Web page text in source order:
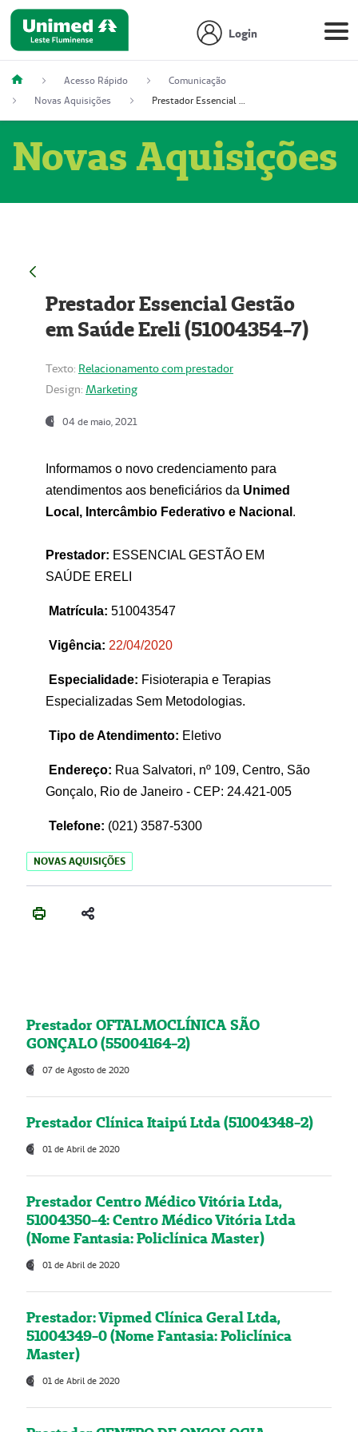
Login
Acesso Rápido
Comunicação
Novas Aquisições
Prestador Essencial Gestão em Saúde Ereli (51004354-7)
Novas Aquisições
Prestador Essencial Gestão
em Saúde Ereli (51004354-7)
Texto: Relacionamento com prestador
Design: Marketing
04 de maio, 2021
Informamos o novo credenciamento para
atendimentos aos beneficiários da Unimed
Local, Intercâmbio Federativo e Nacional .
Prestador: ESSENCIAL GESTÃO EM
SAÚDE ERELI
Matrícula: 510043547
Vigência: 22/04/2020
Especialidade: Fisioterapia e Terapias
Especializadas Sem Metodologias.
Tipo de Atendimento: Eletivo
Endereço: Rua Salvatori, nº 109, Centro, São
Gonçalo, Rio de Janeiro - CEP: 24.421-005
Telefone: (021) 3587-5300
NOVAS AQUISIÇÕES
Prestador OFTALMOCLÍNICA SÃO
GONÇALO (55004164-2)
07 de Agosto de 2020
Prestador Clínica Itaipú Ltda (51004348-2)
01 de Abril de 2020
Prestador Centro Médico Vitória Ltda,
51004350-4: Centro Médico Vitória Ltda
(Nome Fantasia: Policlínica Master)
01 de Abril de 2020
Prestador: Vipmed Clínica Geral Ltda,
51004349-0 (Nome Fantasia: Policlínica
Master)
01 de Abril de 2020